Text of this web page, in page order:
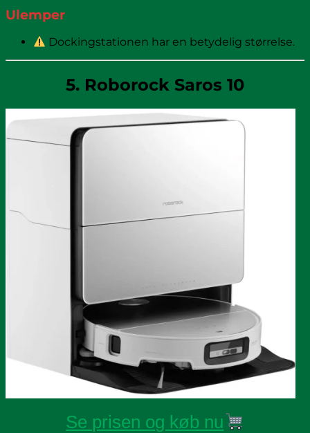
Ulemper
Dockingstationen har en betydelig størrelse.
5. Roborock Saros 10
Se prisen og køb nu